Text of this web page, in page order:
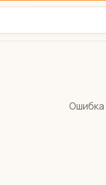
Ошибка